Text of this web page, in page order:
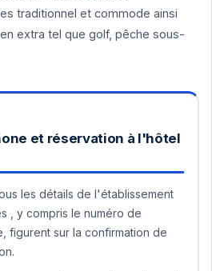
traditionnel et commode ainsi
extra tel que golf, pêche sous-
et réservation à l'hôtel
les détails de l'établissement
, y compris le numéro de
figurent sur la confirmation de